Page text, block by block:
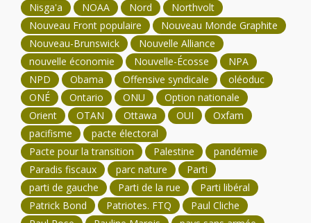
Nisga'a
NOAA Nord
Northvolt
Nouveau Front populaire
Nouveau Monde Graphite
Nouveau-Brunswick
Nouvelle Alliance
nouvelle économie
Nouvelle-Écosse
NPA
NPD
Obama Offensive syndicale
oléoduc
ONÉ
Ontario ONU
Option nationale
Orient
OTAN Ottawa OUI
Oxfam
pacifisme
pacte électoral
Pacte pour la transition
Palestine
pandémie
Paradis fiscaux
parc nature
Parti
parti de gauche
Parti de la rue
Parti libéral
Patrick Bond
Patriotes. FTQ
Paul Cliche